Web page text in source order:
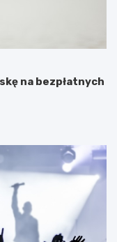
na bezpłatnych